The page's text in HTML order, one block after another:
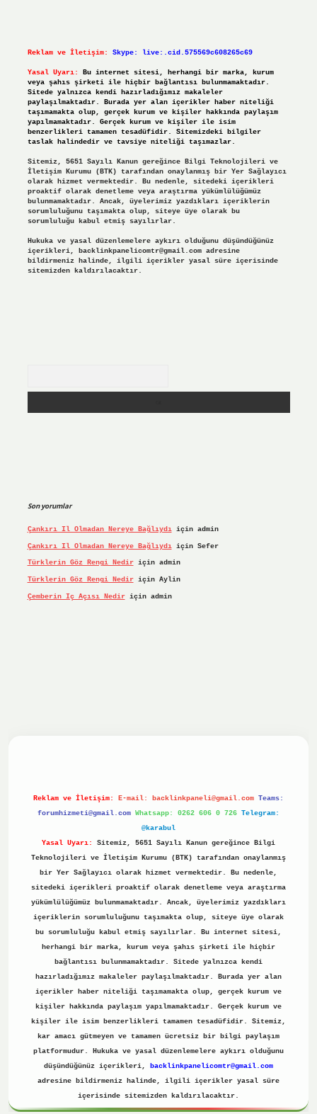
Reklam ve İletişim: Skype: live:.cid.575569c608265c69
Yasal Uyarı:
Bu internet sitesi, herhangi bir marka, kurum
veya şahıs şirketi ile hiçbir bağlantısı bulunmamaktadır.
Sitede yalnızca kendi hazırladığımız makaleler
paylaşılmaktadır. Burada yer alan içerikler haber niteliği
taşımamakta olup, gerçek kurum ve kişiler hakkında paylaşım
yapılmamaktadır. Gerçek kurum ve kişiler ile isim
benzerlikleri tamamen tesadüfidir. Sitemizdeki bilgiler
taslak halindedir ve tavsiye niteliği taşımazlar.
Sitemiz, 5651 Sayılı Kanun gereğince Bilgi Teknolojileri ve
İletişim Kurumu (BTK) tarafından onaylanmış bir Yer Sağlayıcı
olarak hizmet vermektedir. Bu nedenle, sitedeki içerikleri
proaktif olarak denetleme veya araştırma yükümlülüğümüz
bulunmamaktadır. Ancak, üyelerimiz yazdıkları içeriklerin
sorumluluğunu taşımakta olup, siteye üye olarak bu
sorumluluğu kabul etmiş sayılırlar.
Hukuka ve yasal düzenlemelere aykırı olduğunu düşündüğünüz
içerikleri, backlinkpanelicomtr@gmail.comadresine
bildirmeniz halinde, ilgili içerikler yasal süre içerisinde
sitemizden kaldırılacaktır.
Son yorumlar
Çankırı Il Olmadan Nereye Bağlıydıiçin admin
Çankırı Il Olmadan Nereye Bağlıydıiçin Sefer
Türklerin Göz Rengi Nediriçin admin
Türklerin Göz Rengi Nediriçin Aylin
Çemberin Iç Açısı Nediriçin admin
Reklam ve İletişim: E-mail: backlinkpaneli@gmail.com Teams:
forumhizmeti@gmail.com Whatsapp: 0262 606 0 726 Telegram:
@karabul
Yasal Uyarı:
Sitemiz, 5651 Sayılı Kanun gereğince Bilgi
Teknolojileri ve İletişim Kurumu (BTK) tarafından onaylanmış
bir Yer Sağlayıcı olarak hizmet vermektedir. Bu nedenle,
sitedeki içerikleri proaktif olarak denetleme veya araştırma
yükümlülüğümüz bulunmamaktadır. Ancak, üyelerimiz yazdıkları
içeriklerin sorumluluğunu taşımakta olup, siteye üye olarak
bu sorumluluğu kabul etmiş sayılırlar. Bu internet sitesi,
herhangi bir marka, kurum veya şahıs şirketi ile hiçbir
bağlantısı bulunmamaktadır. Sitede yalnızca kendi
hazırladığımız makaleler paylaşılmaktadır. Burada yer alan
içerikler haber niteliği taşımamakta olup, gerçek kurum ve
kişiler hakkında paylaşım yapılmamaktadır. Gerçek kurum ve
kişiler ile isim benzerlikleri tamamen tesadüfidir. Sitemiz,
kar amacı gütmeyen ve tamamen ücretsiz bir bilgi paylaşım
platformudur. Hukuka ve yasal düzenlemelere aykırı olduğunu
düşündüğünüz içerikleri,
backlinkpanelicomtr@gmail.com
adresine bildirmeniz halinde, ilgili içerikler yasal süre
içerisinde sitemizden kaldırılacaktır.